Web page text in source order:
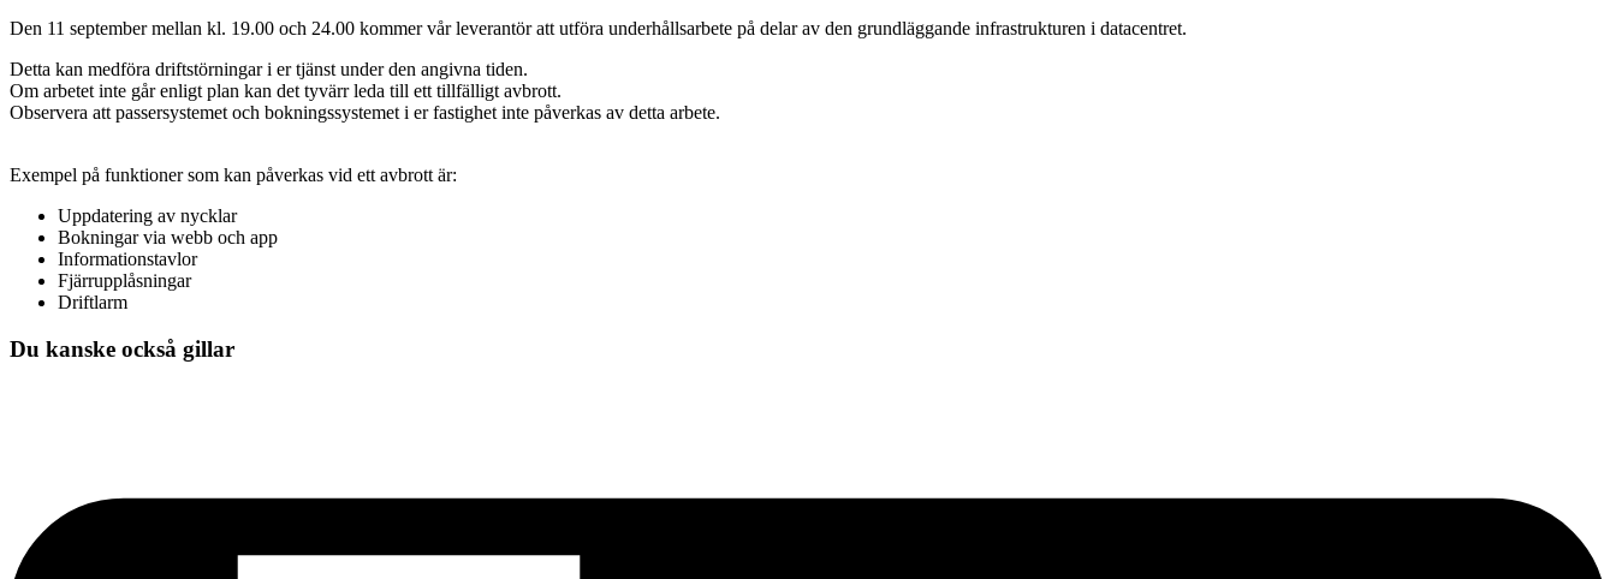
Den 11 september mellan kl. 19.00 och 24.00 kommer vår leverantör att utföra underhållsarbete på delar av den grundläggande infrastrukturen i datacentret.
Detta kan medföra driftstörningar i er tjänst under den angivna tiden.
Om arbetet inte går enligt plan kan det tyvärr leda till ett tillfälligt avbrott.
Observera att passersystemet och bokningssystemet i er fastighet inte påverkas av detta arbete.
Exempel på funktioner som kan påverkas vid ett avbrott är:
Uppdatering av nycklar
Bokningar via webb och app
Informationstavlor
Fjärrupplåsningar
Driftlarm
Du kanske också gillar